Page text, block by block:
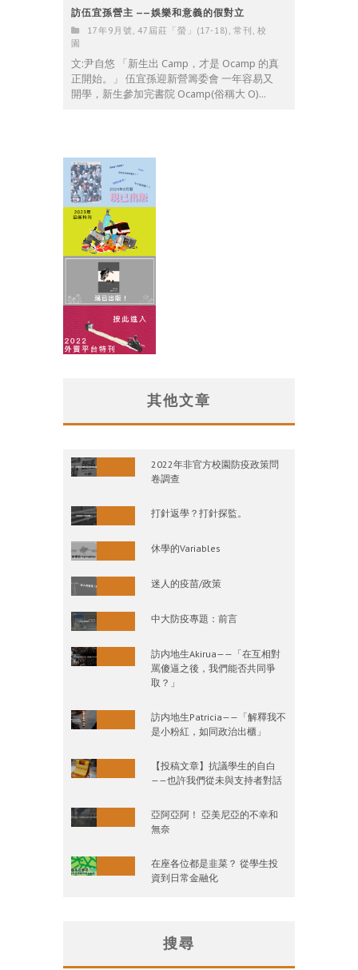
訪伍宜孫營主 ——娛樂和意義的假對立
17年9月號 47屆莊「螢」(17-18) 常刊 校
園
文:尹自悠 「新生出 Camp，才是 Ocamp 的真
正開始。」 伍宜孫迎新營籌委會 一年容易又
開學，新生參加完書院 Ocamp(俗稱大 O)...
其他文章
2022年非官方校園防疫政策問
卷調查
打針返學？打針探監。
休學的Variables
迷人的疫苗/政策
中大防疫專題：前言
訪内地生Akirua——「在互相對
罵傻逼之後，我們能否共同爭
取？」
訪内地生Patricia——「解釋我不
是小粉紅，如同政治出櫃」
【投稿文章】抗議學生的自白
——也許我們從未與支持者對話
亞阿亞阿！ 亞美尼亞的不幸和
無奈
在座各位都是韭菜？ 從學生投
資到日常金融化
搜尋